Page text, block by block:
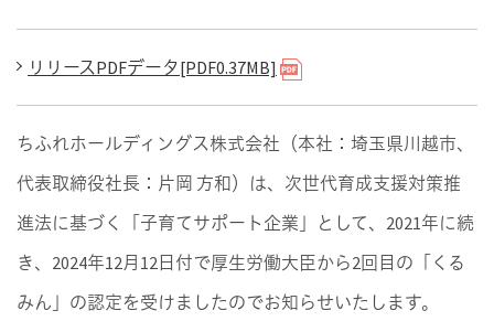
リリースPDFデータ[PDF0.37MB]
ちふれホールディングス株式会社（本社：埼玉県川越市、
代表取締役社長：片岡 方和）は、次世代育成支援対策推
進法に基づく「子育てサポート企業」として、2021年に続
き、2024年12月12日付で厚生労働大臣から2回目の「くる
みん」の認定を受けましたのでお知らせいたします。